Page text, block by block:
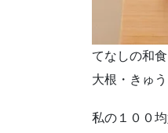
てなしの和
大根・きゅ
私の１００